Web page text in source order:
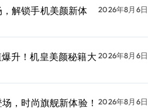
解锁手机美颜新体
2026年8月6日
升！机皇美颜秘籍大 2026年8月6日
，时尚旗舰新体验！ 2026年8月6日